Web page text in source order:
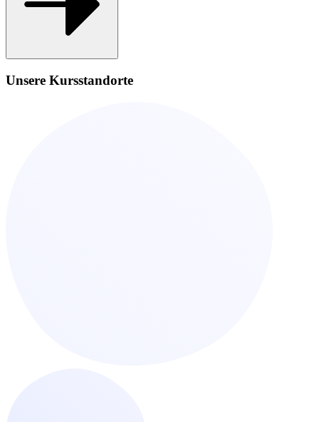
Unsere Kursstandorte